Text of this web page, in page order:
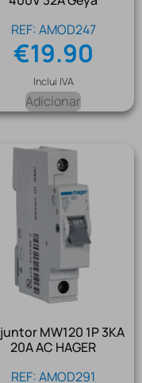
REF: AMOD247
€19.90
Inclui IVA
Adicionar
MW120 1P 3KA
20A AC HAGER
REF: AMOD291